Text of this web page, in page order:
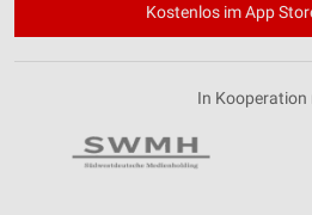
Kostenlos im App
In Kooperation